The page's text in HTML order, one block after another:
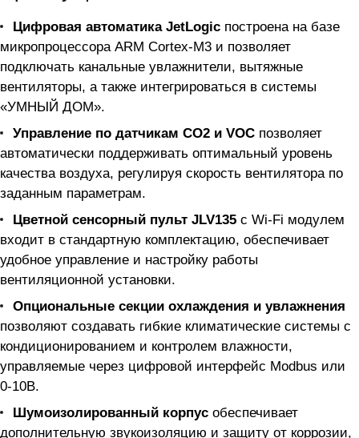
Цифровая автоматика JetLogic построена на базе
микропроцессора ARM Cortex-M3 и позволяет
подключать канальные увлажнители, вытяжные
вентиляторы, а также интегрироваться в системы
«УМНЫЙ ДОМ».
Управление по датчикам CO2 и VOC позволяет
автоматически поддерживать оптимальный уровень
качества воздуха, регулируя скорость вентилятора по
заданным параметрам.
Цветной сенсорный пульт JLV135 с Wi-Fi модулем
входит в стандартную комплектацию, обеспечивает
удобное управление и настройку работы
вентиляционной установки.
Опциональные секции охлаждения и увлажнения
позволяют создавать гибкие климатические системы с
кондиционированием и контролем влажности,
управляемые через цифровой интерфейс Modbus или
0-10В.
Шумоизолированный корпус обеспечивает
дополнительную звукоизоляцию и защиту от коррозии,